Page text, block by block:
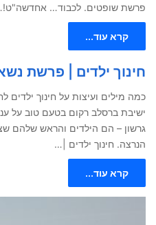
פרשת שופטים. לכבוד…
קרא עוד...
חינוך ילדים | פרשת
כמה מילים ועיצות על חינוך ילדים
ישיבת ברסלב רקום בטעם טוב על
גרשון – הם הילדים והראש שלהם
הנרצה. חינוך ילדים |…
קרא עוד...